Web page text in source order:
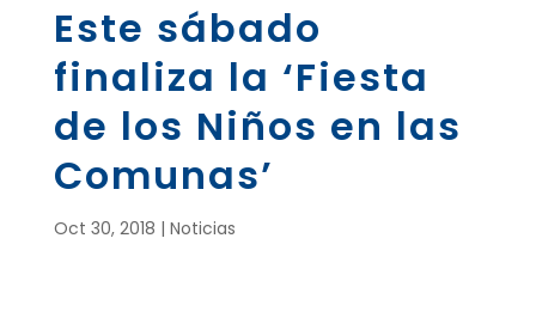
Este sábado
finaliza la ‘Fiesta
de los Niños en las
Comunas’
Oct 30, 2018 | Noticias